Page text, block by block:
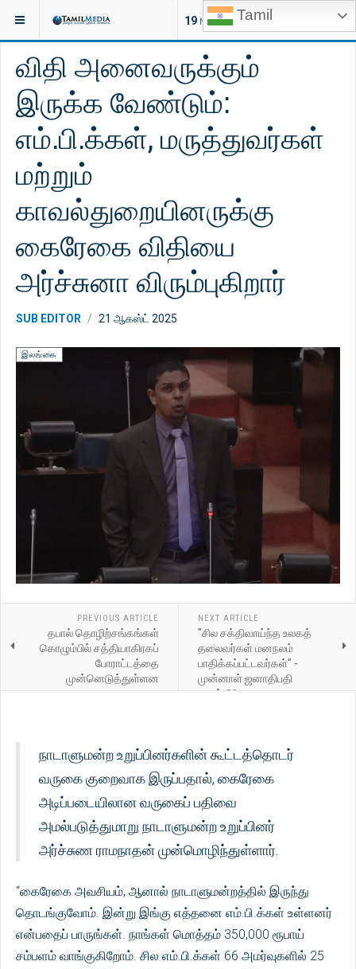
Tamil
19 NEW ARTICLES
இருக்குமிடம்: செய்திகள்
விதி அனைவருக்கும்
இருக்க வேண்டும்:
எம்.பி.க்கள், மருத்துவர்கள்
மற்றும்
காவல்துறையினருக்கு
கைரேகை விதியை
அர்ச்சுனா விரும்புகிறார்
SUB EDITOR 21 ஆகஸ்ட் 2025
இலங்கை
PREVIOUS ARTICLE
தபால் தொழிற்சங்கங்கள்
கொழும்பில் சத்தியாகிரகப்
போராட்டத்தை
முன்னெடுத்துள்ளன
NEXT ARTICLE
"சில சக்திவாய்ந்த உலகத்
தலைவர்கள் மனநலம்
பாதிக்கப்பட்டவர்கள்" -
முன்னாள் ஜனாதிபதி
மைத்திரிபால
நாடாளுமன்ற உறுப்பினர்களின் கூட்டத்தொடர்
வருகை குறைவாக இருப்பதால், கைரேகை
அடிப்படையிலான வருகைப் பதிவை
அமல்படுத்துமாறு நாடாளுமன்ற உறுப்பினர்
அர்ச்சுண ராமநாதன் முன்மொழிந்துள்ளார்.
“கைரேகை அவசியம், ஆனால் நாடாளுமன்றத்தில் இருந்து
தொடங்குவோம். இன்று இங்கு எத்தனை எம்.பி.க்கள் உள்ளனர்
என்பதைப் பாருங்கள். நாங்கள் மொத்தம் 350,000 ரூபாய்
சம்பளம் வாங்குகிறோம். சில எம்.பி.க்கள் 66 அமர்வுகளில் 25